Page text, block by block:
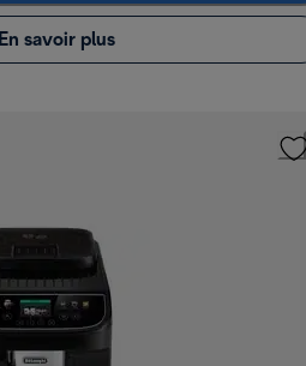
En savoir plus